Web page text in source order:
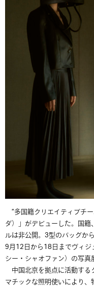
”多国籍クリエイティブチ
ダ）」がデビューした。国
ルは非公開。3型のバッグか
9月12日から18日までヴィ
シー・シャオファン）の写真
中国北京を拠点に活動す
マチックな照明使いにより